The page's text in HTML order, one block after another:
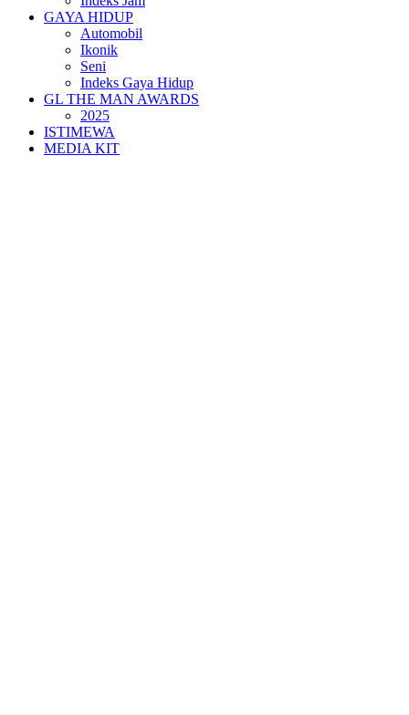
GAYA HIDUP
Automobil
Ikonik
Seni
Indeks Gaya Hidup
GL THE MAN AWARDS
2025
ISTIMEWA
MEDIA KIT